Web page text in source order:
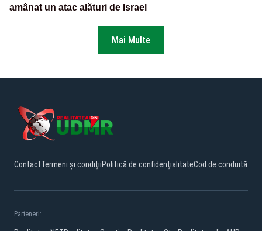
amânat un atac alături de Israel
Mai Multe
ContactTermeni și condițiiPolitică de confidențialitateCod de conduită
Parteneri: